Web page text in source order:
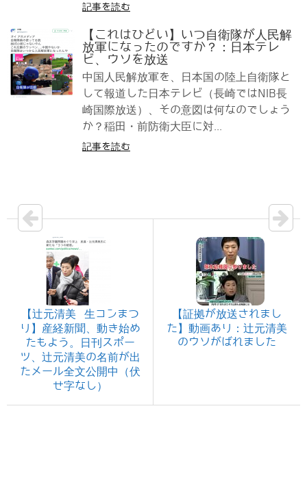
記事を読む
【これはひどい】いつ自衛隊が人民解
放軍になったのですか？：日本テレ
ビ、ウソを放送
中国人民解放軍を、日本国の陸上自衛隊と
して報道した日本テレビ（長崎ではNIB長
崎国際放送）、その意図は何なのでしょう
か？稲田・前防衛大臣に対...
記事を読む
【辻元清美 生コンまつ
り】産経新聞、動き始め
たもよう。日刊スポー
ツ、辻元清美の名前が出
たメール全文公開中（伏
せ字なし）
【証拠が放送されまし
た】動画あり：辻元清美
のウソがばれました